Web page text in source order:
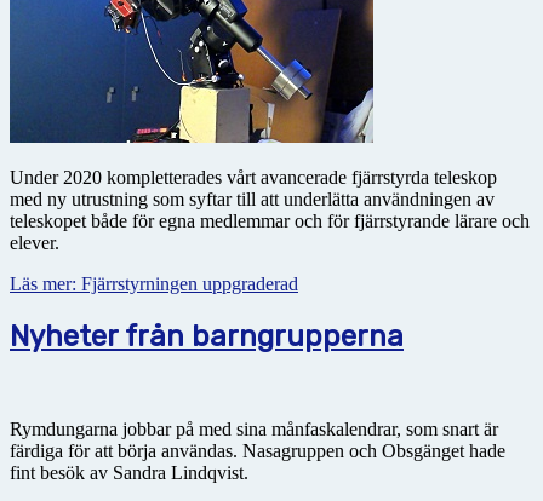
Under 2020 kompletterades vårt avancerade fjärrstyrda teleskop
med ny utrustning som syftar till att underlätta användningen av
teleskopet både för egna medlemmar och för fjärrstyrande lärare och
elever.
Läs mer: Fjärrstyrningen uppgraderad
Nyheter från barngrupperna
Rymdungarna jobbar på med sina månfaskalendrar, som snart är
färdiga för att börja användas. Nasagruppen och Obsgänget hade
fint besök av Sandra Lindqvist.